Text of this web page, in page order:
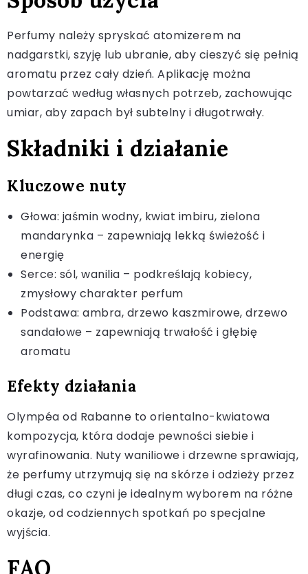
Perfumy należy spryskać atomizerem na
nadgarstki, szyję lub ubranie, aby cieszyć się pełnią
aromatu przez cały dzień. Aplikację można
powtarzać według własnych potrzeb, zachowując
umiar, aby zapach był subtelny i długotrwały.
Składniki i działanie
Kluczowe nuty
Głowa: jaśmin wodny, kwiat imbiru, zielona
mandarynka – zapewniają lekką świeżość i
energię
Serce: sól, wanilia – podkreślają kobiecy,
zmysłowy charakter perfum
Podstawa: ambra, drzewo kaszmirowe, drzewo
sandałowe – zapewniają trwałość i głębię
aromatu
Efekty działania
Olympéa od Rabanne to orientalno-kwiatowa
kompozycja, która dodaje pewności siebie i
wyrafinowania. Nuty waniliowe i drzewne sprawiają,
że perfumy utrzymują się na skórze i odzieży przez
długi czas, co czyni je idealnym wyborem na różne
okazje, od codziennych spotkań po specjalne
wyjścia.
FAQ